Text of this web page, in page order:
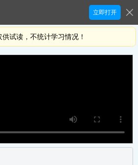
立即打开
试读，不统计学习情况！